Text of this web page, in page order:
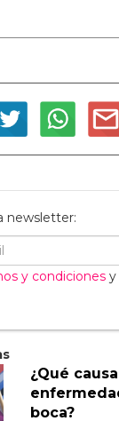
newsletter:
y condiciones y
¿Qué
boca?